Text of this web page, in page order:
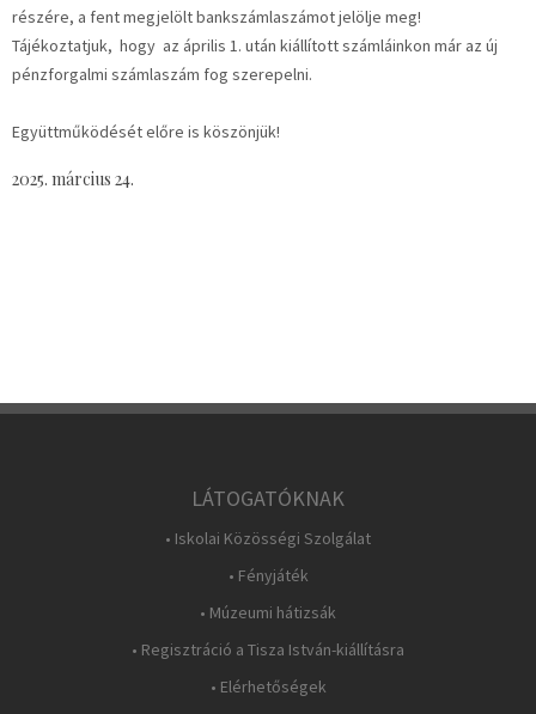
részére, a fent megjelölt bankszámlaszámot jelölje meg!
Tájékoztatjuk, hogy az április 1. után kiállított számláinkon már az új
pénzforgalmi számlaszám fog szerepelni.
Együttműködését előre is köszönjük!
2025. március 24.
LÁTOGATÓKNAK
• Iskolai Közösségi Szolgálat
• Fényjáték
• Múzeumi hátizsák
• Regisztráció a Tisza István-kiállításra
• Elérhetőségek